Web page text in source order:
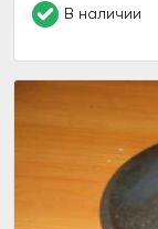
В наличии